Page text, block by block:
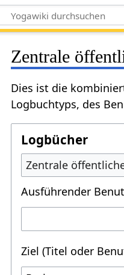
Zentrale
Dies ist die
Logbuchtyps, des
Logbücher
Zentrale
Ausführender
Ziel (Titel oder